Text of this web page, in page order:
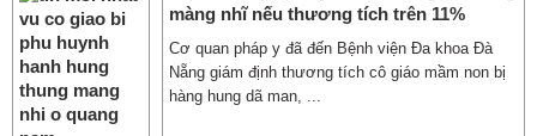
màng nhĩ nếu thương tích trên 11%
Cơ quan pháp y đã đến Bệnh viện Đa khoa Đà
Nẵng giám định thương tích cô giáo mầm non bị
hàng hung dã man, ...